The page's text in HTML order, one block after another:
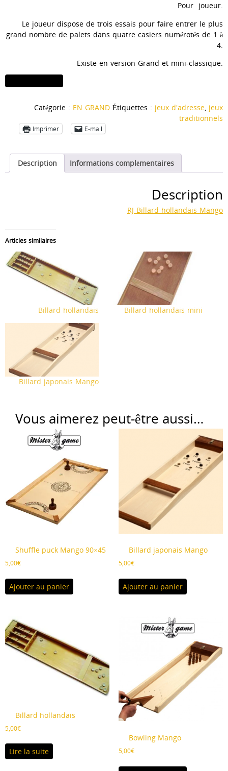
Pour joueur.
Le joueur dispose de trois essais pour faire entrer le plus
grand nombre de palets dans quatre casiers numérotés de 1 à
4.
Existe en version Grand et mini-classique.
de
hollandais
Mango
Catégorie : EN GRAND Étiquettes : jeux d'adresse, jeux
traditionnels
Imprimer E-mail
Description Informations complémentaires
Description
RJ Billard hollandais Mango
Articles similaires
Billard hollandais Billard hollandais mini
Billard japonais Mango
Vous aimerez peut-être aussi…
Shuffle puck Mango 90×45
5,00€
Ajouter au panier
Billard japonais Mango
5,00€
Ajouter au panier
Billard hollandais
5,00€
Lire la suite
Bowling Mango
5,00€